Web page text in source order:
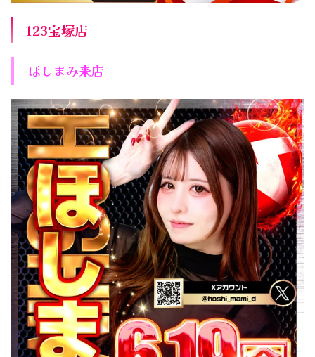
123宝塚店
ほしまみ来店